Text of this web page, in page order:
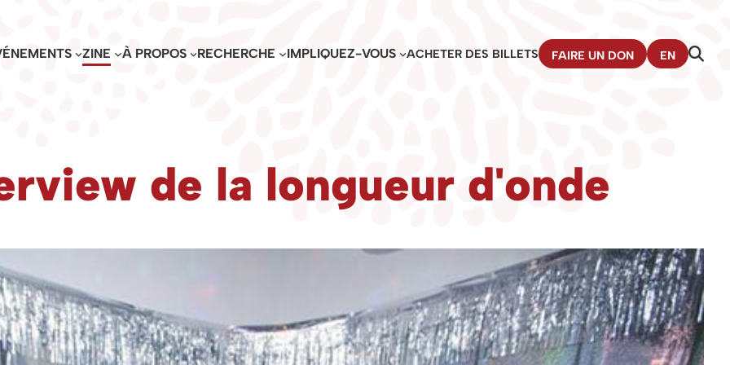
ZINE À PROPOS RECHERCHE IMPLIQUEZ-VOUS ACHETER DES BILLETS FAIRE UN DON EN
de la longueur d'onde